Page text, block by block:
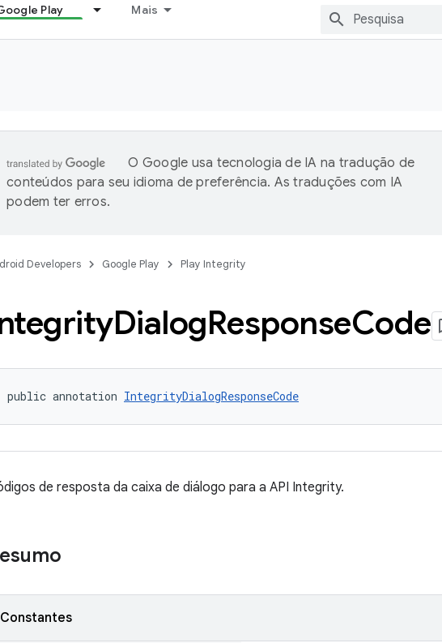
Play Mais
O Google usa tecnologia de IA na tradução de
conteúdos para seu idioma de preferência. As traduções com IA
podem ter erros.
Developers Google Play Play Integrity
DialogResponseCode
public annotation IntegrityDialogResponseCode
de resposta da caixa de diálogo para a API Integrity.
Constantes